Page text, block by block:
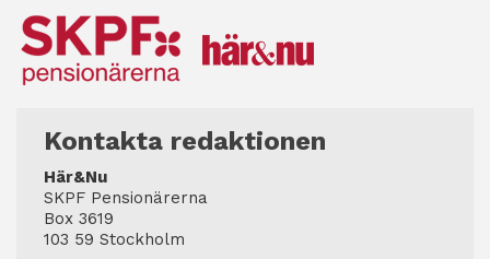
Kontakta redaktionen
Här&Nu
SKPF Pensionärerna
Box 3619
103 59 Stockholm